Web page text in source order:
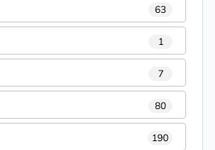
63
1
7
80
190